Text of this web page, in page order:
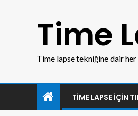
Time
Time lapse tekniğine dair her
TIME LAPSE IÇIN